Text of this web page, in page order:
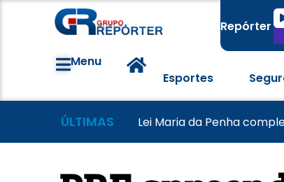
Repórter
Menu
Esportes
ÚLTIMAS Famílias brasileiras
Morador tem casa
Lei Maria da Penha